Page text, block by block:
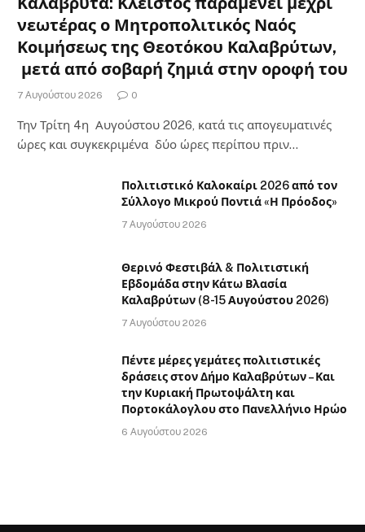
νεωτέρας ο Μητροπολιτικός Ναός
Κοιμήσεως της Θεοτόκου Καλαβρύτων,
μετά από σοβαρή ζημιά στην οροφή του
7 Αυγούστου 2026 0
Την Τρίτη 4η Αυγούστου 2026, κατά τις απογευματινές
ώρες και συγκεκριμένα δύο ώρες περίπου πριν…
Πολιτιστικό Καλοκαίρι 2026 από τον
Σύλλογο Μικρού Ποντιά «Η Πρόοδος»
7 Αυγούστου 2026
Θερινό Φεστιβάλ & Πολιτιστική
Εβδομάδα στην Κάτω Βλασία
Καλαβρύτων (8-15 Αυγούστου 2026)
7 Αυγούστου 2026
Πέντε μέρες γεμάτες πολιτιστικές
δράσεις στον Δήμο Καλαβρύτων – Και
την Κυριακή Πρωτοψάλτη και
Πορτοκάλογλου στο Πανελλήνιο Ηρώο
6 Αυγούστου 2026